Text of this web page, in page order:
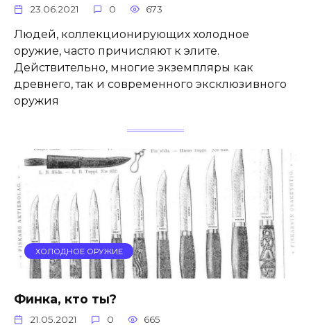
23.06.2021 0 673
Людей, коллекционирующих холодное
оружие, часто причисляют к элите.
Действительно, многие экземпляры как
древнего, так и современного эксклюзивного
оружия
ХОЛОДНОЕ ОРУЖИЕ
Финка, кто ты?
21.05.2021 0 665